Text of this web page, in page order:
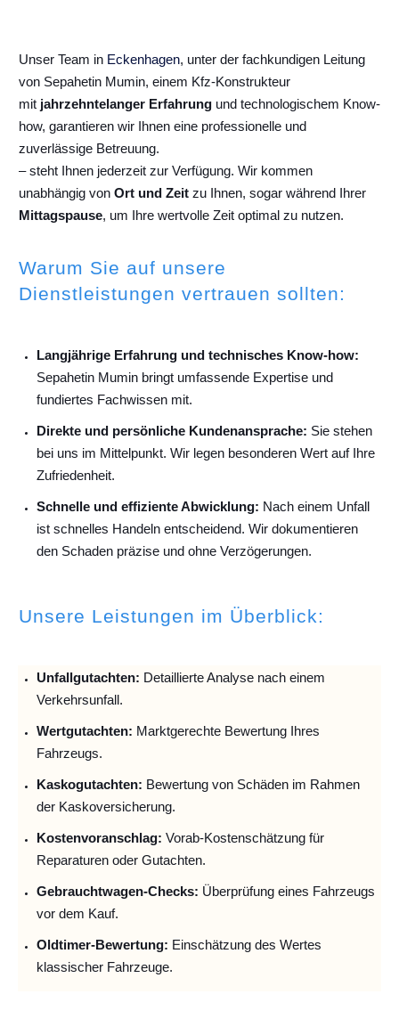
Unser Team in Eckenhagen, unter der fachkundigen Leitung
von Sepahetin Mumin, einem Kfz-Konstrukteur
mit jahrzehntelanger Erfahrung und technologischem Know-
how, garantieren wir Ihnen eine professionelle und
zuverlässige Betreuung.
– steht Ihnen jederzeit zur Verfügung. Wir kommen
unabhängig von Ort und Zeit zu Ihnen, sogar während Ihrer
Mittagspause, um Ihre wertvolle Zeit optimal zu nutzen.
Warum Sie auf unsere
Dienstleistungen vertrauen sollten:
Langjährige Erfahrung und technisches Know-how:
Sepahetin Mumin bringt umfassende Expertise und
fundiertes Fachwissen mit.
Direkte und persönliche Kundenansprache: Sie stehen
bei uns im Mittelpunkt. Wir legen besonderen Wert auf Ihre
Zufriedenheit.
Schnelle und effiziente Abwicklung: Nach einem Unfall
ist schnelles Handeln entscheidend. Wir dokumentieren
den Schaden präzise und ohne Verzögerungen.
Unsere Leistungen im Überblick:
Unfallgutachten: Detaillierte Analyse nach einem
Verkehrsunfall.
Wertgutachten: Marktgerechte Bewertung Ihres
Fahrzeugs.
Kaskogutachten: Bewertung von Schäden im Rahmen
der Kaskoversicherung.
Kostenvoranschlag: Vorab-Kostenschätzung für
Reparaturen oder Gutachten.
Gebrauchtwagen-Checks: Überprüfung eines Fahrzeugs
vor dem Kauf.
Oldtimer-Bewertung: Einschätzung des Wertes
klassischer Fahrzeuge.